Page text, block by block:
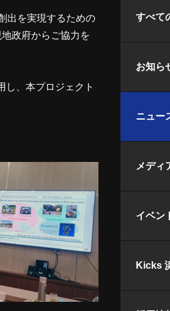
出を実現するための
政府からご協力を
し、本プロジェクト
すべて
お知ら
ニュー
メディ
イベン
Kicks